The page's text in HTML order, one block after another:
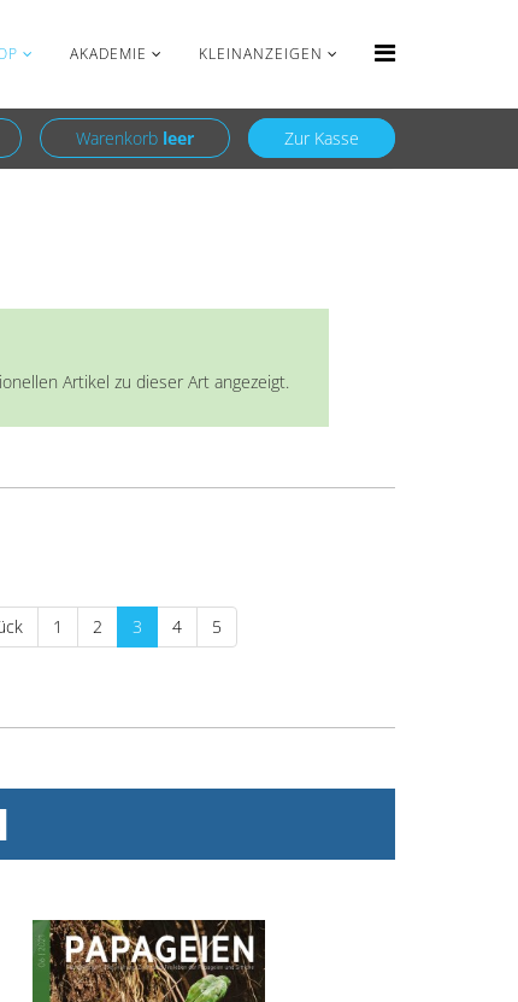
AKADEMIE KLEINANZEIGEN
Warenkorb leer Zur Kasse
Artikel zu dieser Art angezeigt.
1 2 3 4 5